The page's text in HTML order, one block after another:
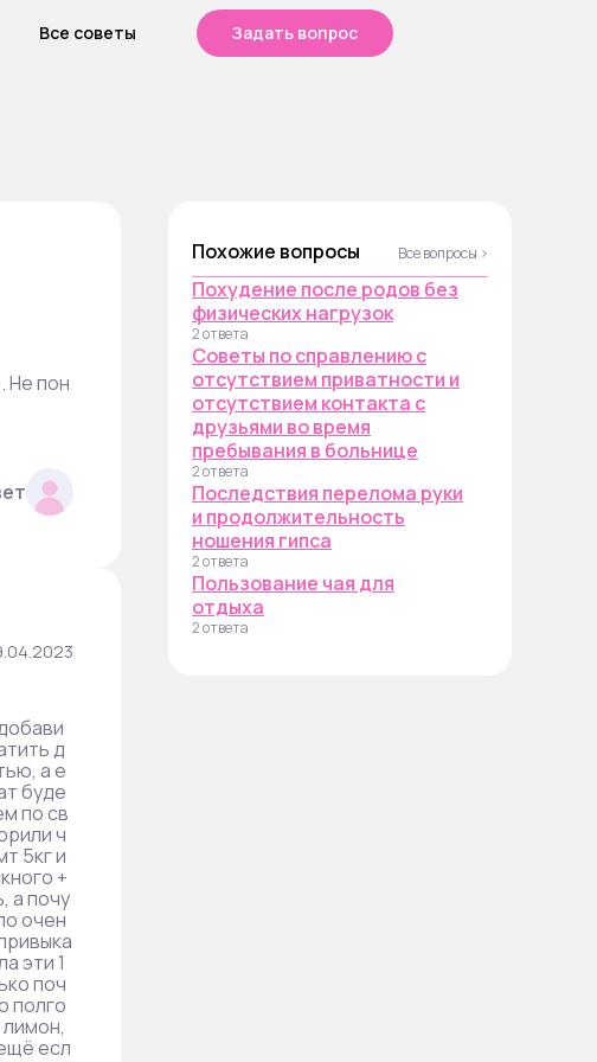
Все советы Задать вопрос
Не пон
д
а е
буде
по св
ч
5кг и
+
а почу
очен
эти 1
поч
полго
есл
Похожие вопросы Все вопросы ›
Похудение после родов без
физических нагрузок
2 ответа
Советы по справлению с
отсутствием приватности и
отсутствием контакта с
друзьями во время
пребывания в больнице
2 ответа
Последствия перелома руки
и продолжительность
ношения гипса
2 ответа
Пользование чая для
отдыха
2 ответа